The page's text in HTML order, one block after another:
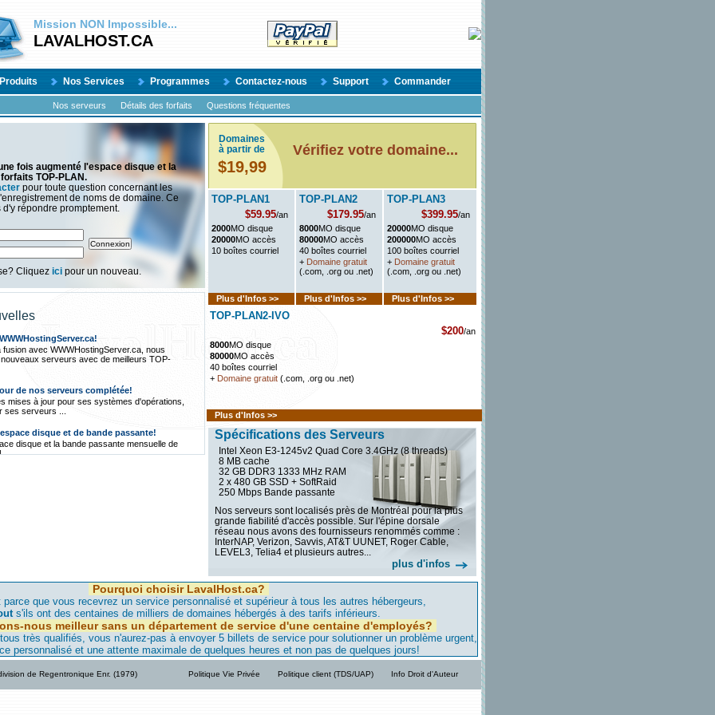
Mission NON Impossible...
LAVALHOST.CA
Produits Nos Services Programmes Contactez-nous Support Commander
Nos serveurs Détails des forfaits Questions fréquentes
fois augmenté l'espace disque et la
TOP-PLAN.
pour toute question concernant les
de noms de domaine. Ce
répondre promptement.
Cliquez ici pour un nouveau.
avec WWWHostingServer.ca, nous
serveurs avec de meilleurs TOP-
de nos serveurs complétée!
mises à jour pour ses systèmes d'opérations,
ses serveurs ...
disque et de bande passante!
disque et la bande passante mensuelle de
...
vers notre serveur de Montréal, nous
faire migrer leur site dans les jours qui
maintenant à Montréal!
qualité d'hébergement et donner une
élevée nous avons un nouveau serveur à
Domaines
à partir de
$19,99
Vérifiez votre domaine...
TOP-PLAN1
$59.95/an
2000MO disque
20000MO accès
10 boîtes courriel
Plus d'Infos >>
TOP-PLAN2
$179.95/an
8000MO disque
80000MO accès
40 boîtes courriel
+ Domaine gratuit
(.com, .org ou .net)
Plus d'Infos >>
TOP-PLAN3
$399.95/an
20000MO disque
200000MO accès
100 boîtes courriel
+ Domaine gratuit
(.com, .org ou .net)
Plus d'Infos >>
TOP-PLAN2-IVO
$200/an
8000MO disque
80000MO accès
40 boîtes courriel
+ Domaine gratuit (.com, .org ou .net)
Plus d'Infos >>
Spécifications des Serveurs
Intel Xeon E3-1245v2 Quad Core 3.4GHz (8 threads)
8 MB cache
32 GB DDR3 1333 MHz RAM
2 x 480 GB SSD + SoftRaid
250 Mbps Bande passante
Nos serveurs sont localisés près de Montréal pour la plus
grande fiabilité d'accès possible. Sur l'épine dorsale
réseau nous avons des fournisseurs renommés comme :
InterNAP, Verizon, Savvis, AT&T UUNET, Roger Cable,
LEVEL3, Telia4 et plusieurs autres...
plus d'infos
Pourquoi choisir LavalHost.ca?
parce que vous recevrez un service personnalisé et supérieur à tous les autres hébergeurs,
s'ils ont des centaines de milliers de domaines hébergés à des tarifs inférieurs.
nous meilleur sans un département de service d'une centaine d'employés?
très qualifiés, vous n'aurez-pas à envoyer 5 billets de service pour solutionner un problème urgent,
personnalisé et une attente maximale de quelques heures et non pas de quelques jours!
de Regentronique Enr. (1979) Politique Vie Privée Politique client (TDS/UAP) Info Droit d'Auteur